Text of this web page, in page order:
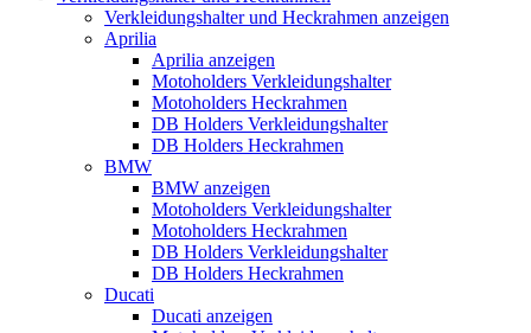
Verkleidungshalter und Heckrahmen anzeigen
Aprilia
Aprilia anzeigen
Motoholders Verkleidungshalter
Motoholders Heckrahmen
DB Holders Verkleidungshalter
DB Holders Heckrahmen
BMW
BMW anzeigen
Motoholders Verkleidungshalter
Motoholders Heckrahmen
DB Holders Verkleidungshalter
DB Holders Heckrahmen
Ducati
Ducati anzeigen